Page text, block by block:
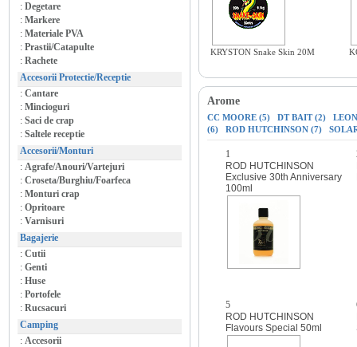
: Degetare
: Markere
: Materiale PVA
: Prastii/Catapulte
: Rachete
Accesorii Protectie/Receptie
: Cantare
: Mincioguri
: Saci de crap
: Saltele receptie
Accesorii/Monturi
: Agrafe/Anouri/Vartejuri
: Croseta/Burghiu/Foarfeca
: Monturi crap
: Opritoare
: Varnisuri
Bagajerie
: Cutii
: Genti
: Huse
: Portofele
: Rucsacuri
Camping
: Accesorii
KRYSTON Snake Skin 20M
Arome
CC MOORE (5) DT BAIT (2)
(6)
ROD HUTCHINSON (7)
1
ROD HUTCHINSON
Exclusive 30th Anniversary
100ml
5
ROD HUTCHINSON
Flavours Special 50ml